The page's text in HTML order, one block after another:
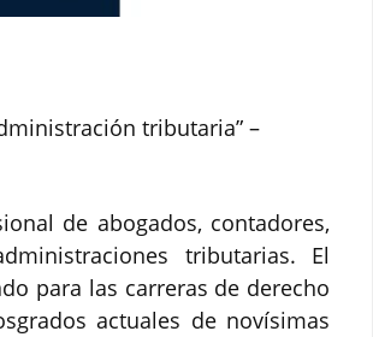
tributaria” –
de abogados, contadores,
tributarias. El
para las carreras de derecho
actuales de novísimas